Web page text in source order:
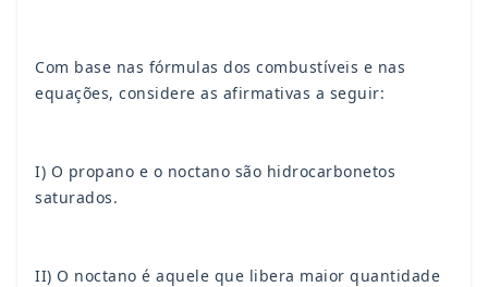
Com base nas fórmulas dos combustíveis e nas
equações, considere as afirmativas a seguir:
I) O propano e o n­octano são hidrocarbonetos
saturados.
II) O n­octano é aquele que libera maior quantidade